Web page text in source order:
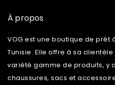
À propos
VOG est une boutique de prêt
Tunisie. Elle offre à sa
variété gamme de produits, y
chaussures, sacs et